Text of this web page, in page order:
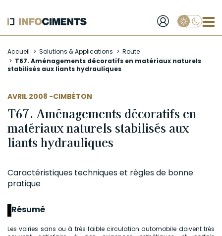
au
contenu
Accueil Solutions & Applications
Route
T67. Aménagements décoratifs en matériaux naturels
stabilisés aux liants hydrauliques
AVRIL 2008 -
AUTEUR CIMBÉTON
T67. Aménagements décoratifs en
matériaux naturels stabilisés aux
liants hydrauliques
Caractéristiques techniques et règles de bonne
pratique
Résumé
Les voiries sans ou à très faible circulation automobile doivent très